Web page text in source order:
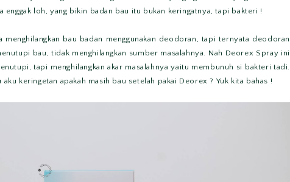
enggak loh, yang bikin badan bau itu bukan keringatnya, tapi bakteri !
menghilangkan bau badan menggunakan deodoran, tapi ternyata deodoran
bau, tidak menghilangkan sumber masalahnya. Nah Deorex Spray ini
tapi menghilangkan akar masalahnya yaitu membunuh si bakteri tadi.
aku keringetan apakah masih bau setelah pakai Deorex ? Yuk kita bahas !